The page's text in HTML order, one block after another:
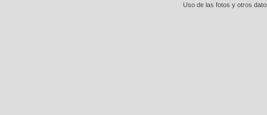
Uso de las fotos y otros